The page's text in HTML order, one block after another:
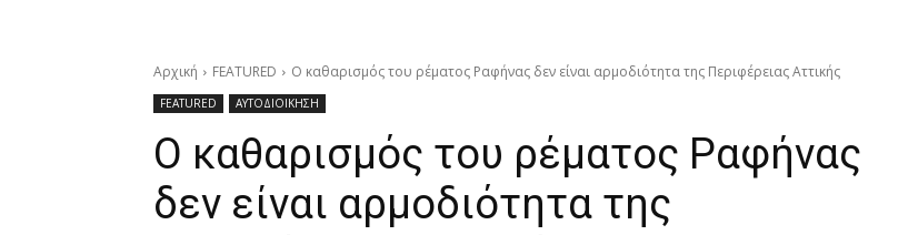
Αρχική FEATURED Ο καθαρισμός του ρέματος Ραφήνας δεν είναι αρμοδιότητα της Περιφέρειας Αττικής
FEATURED ΑΥΤΟΔΙΟΙΚΗΣΗ
Ο καθαρισμός του ρέματος Ραφήνας
δεν είναι αρμοδιότητα της